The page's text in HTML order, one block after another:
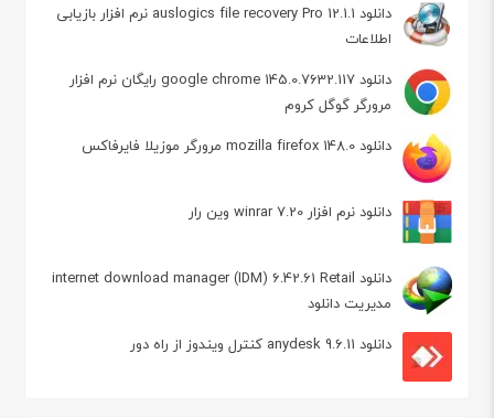
دانلود auslogics file recovery Pro 12.1.1 نرم افزار بازیابی
اطلاعات
دانلود google chrome 145.0.7632.117 رایگان نرم افزار
مرورگر گوگل کروم
دانلود mozilla firefox 148.0 مرورگر موزیلا فایرفاکس
دانلود نرم افزار winrar 7.20 وین رار
دانلود internet download manager (IDM) 6.42.61 Retail
مدیریت دانلود
دانلود anydesk 9.6.11 کنترل ویندوز از راه دور